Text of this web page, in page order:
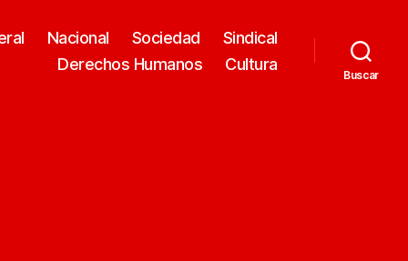
Nacional Sociedad
Sindical
Derechos Humanos
Cultura
Buscar